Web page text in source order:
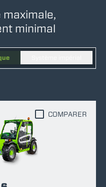
minimal
COMPARER